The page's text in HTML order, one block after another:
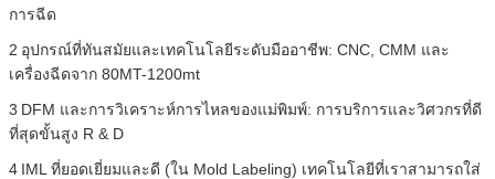
การฉีด
2 อุปกรณ์ที่ทันสมัยและเทคโนโลยีระดับมืออาชีพ: CNC, CMM และ
เครื่องฉีดจาก 80MT-1200mt
3 DFM และการวิเคราะห์การไหลของแม่พิมพ์: การบริการและวิศวกรที่ดี
ที่สุดขั้นสูง R & D
4 IML ที่ยอดเยี่ยมและดี (ใน Mold Labeling) เทคโนโลยีที่เราสามารถใส่